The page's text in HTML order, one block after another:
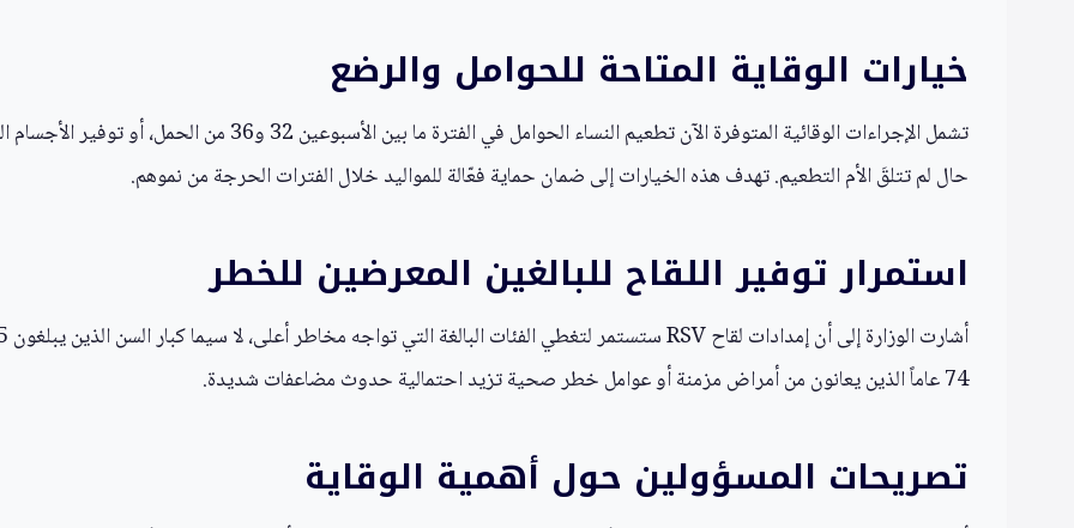
خيارات الوقاية المتاحة للحوامل والرضع
تشمل الإجراءات الوقائية المتوفرة الآن تطعيم النساء
حال لم تتلقَ الأم التطعيم. تهدف هذه الخيارات إلى ضمان حماية فعّالة للمواليد خلال الفترات الحرجة من نموهم.
استمرار توفير اللقاح للبالغين المعرضين للخطر
74 عاماً الذين يعانون من أمراض مزمنة أو عوامل خطر صحية تزيد احتمالية حدوث مضاعفات شديدة.
تصريحات المسؤولين حول أهمية الوقاية